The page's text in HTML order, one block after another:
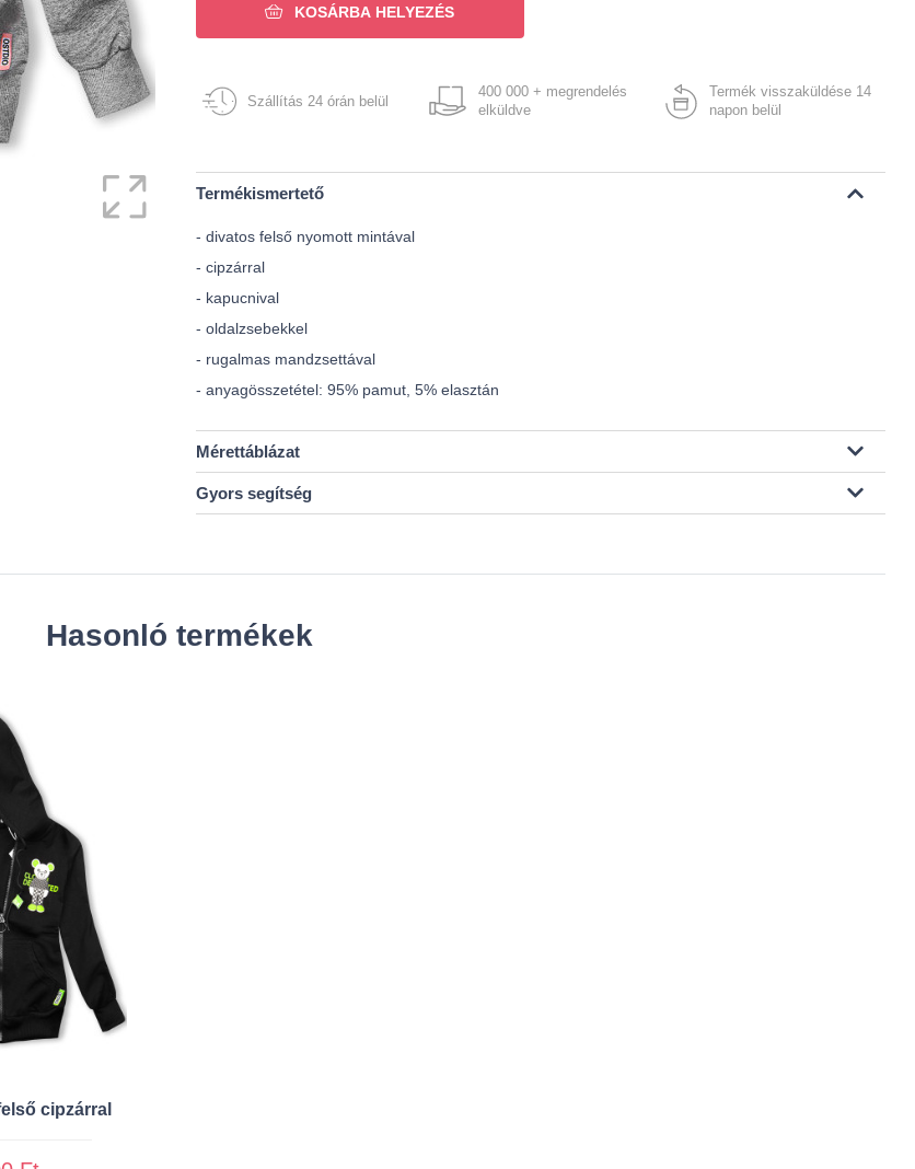
KOSÁRBA HELYEZÉS
Szállítás 24 órán belül
400 000 + megrendelés
elküldve
Termék visszaküldése 14
napon belül
Termékismertető
- divatos felső nyomott mintával
- cipzárral
- kapucnival
- oldalzsebekkel
- rugalmas mandzsettával
- anyagösszetétel: 95% pamut, 5% elasztán
Mérettáblázat
Gyors segítség
Hasonló termékek
cipzárral